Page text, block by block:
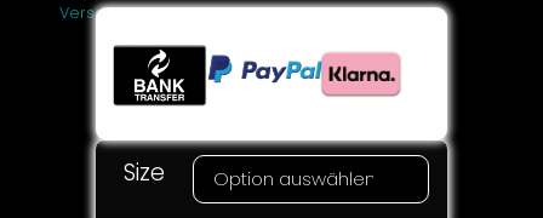
Versandkosten
Size